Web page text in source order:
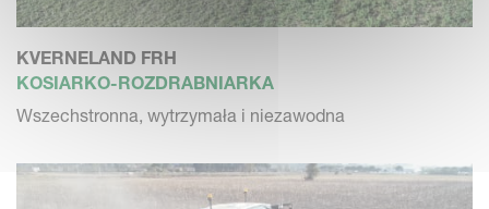
KVERNELAND FRH
KOSIARKO-ROZDRABNIARKA
Wszechstronna, wytrzymała i niezawodna